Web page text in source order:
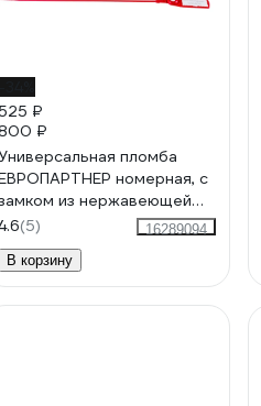
₽
₽
пломба
номерная, с
из нержавеющей
220мм, 50 штук
0125 D
(5)
16289094
В корзину